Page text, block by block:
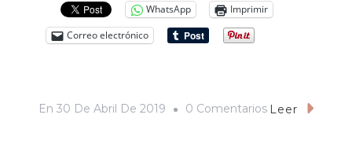
WhatsApp
Imprimir
Correo electrónico
En 30 De Abril De 2019 0 ComentariosEn
Leer